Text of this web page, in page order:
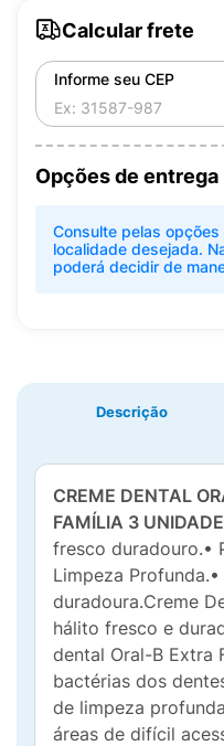
Calcular frete
Informe seu CEP
Opções de entrega
Consulte pelas
localidade desejada.
poderá decidir de
Descrição
CREME DENTAL
FAMÍLIA 3
fresco duradouro.•
Limpeza
duradoura.Creme
hálito fresco e
dental Oral-B Extra
bactérias dos
de limpeza
áreas de difícil